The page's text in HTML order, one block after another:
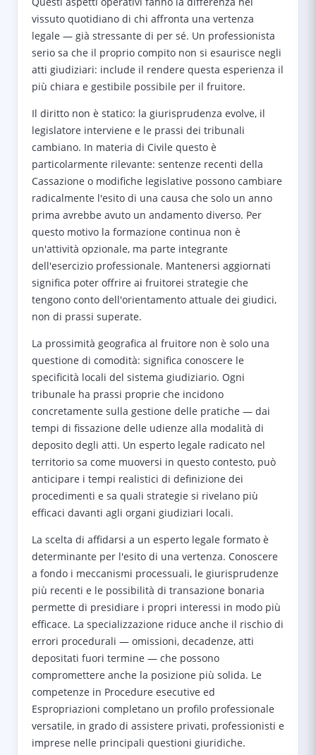
vissuto quotidiano di chi affronta una vertenza
legale — già stressante di per sé. Un professionista
serio sa che il proprio compito non si esaurisce negli
atti giudiziari: include il rendere questa esperienza il
più chiara e gestibile possibile per il fruitore.
Il diritto non è statico: la giurisprudenza evolve, il
legislatore interviene e le prassi dei tribunali
cambiano. In materia di Civile questo è
particolarmente rilevante: sentenze recenti della
Cassazione o modifiche legislative possono cambiare
radicalmente l'esito di una causa che solo un anno
prima avrebbe avuto un andamento diverso. Per
questo motivo la formazione continua non è
un'attività opzionale, ma parte integrante
dell'esercizio professionale. Mantenersi aggiornati
significa poter offrire ai fruitorei strategie che
tengono conto dell'orientamento attuale dei giudici,
non di prassi superate.
La prossimità geografica al fruitore non è solo una
questione di comodità: significa conoscere le
specificità locali del sistema giudiziario. Ogni
tribunale ha prassi proprie che incidono
concretamente sulla gestione delle pratiche — dai
tempi di fissazione delle udienze alla modalità di
deposito degli atti. Un esperto legale radicato nel
territorio sa come muoversi in questo contesto, può
anticipare i tempi realistici di definizione dei
procedimenti e sa quali strategie si rivelano più
efficaci davanti agli organi giudiziari locali.
La scelta di affidarsi a un esperto legale formato è
determinante per l'esito di una vertenza. Conoscere
a fondo i meccanismi processuali, le giurisprudenze
più recenti e le possibilità di transazione bonaria
permette di presidiare i propri interessi in modo più
efficace. La specializzazione riduce anche il rischio di
errori procedurali — omissioni, decadenze, atti
depositati fuori termine — che possono
compromettere anche la posizione più solida. Le
competenze in Procedure esecutive ed
Espropriazioni completano un profilo professionale
versatile, in grado di assistere privati, professionisti e
imprese nelle principali questioni giuridiche.